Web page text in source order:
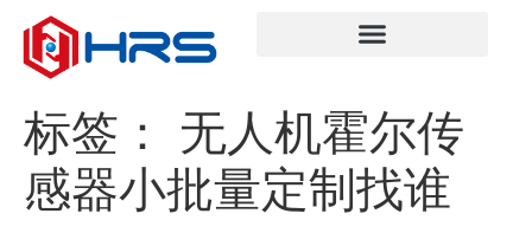
标签： 无人机霍尔传
感器小批量定制找谁